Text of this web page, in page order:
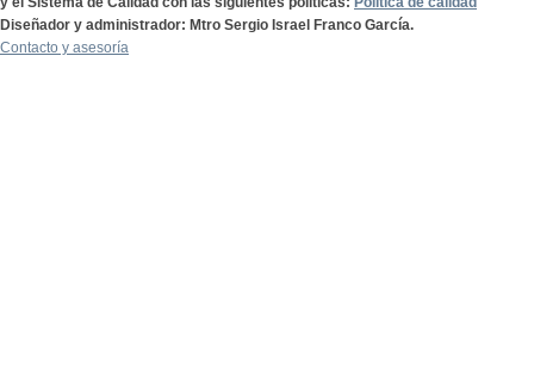
Diseñador y administrador: Mtro Sergio Israel Franco García.
Contacto y asesoría